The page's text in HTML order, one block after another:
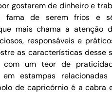
gostarem de dinheiro e
fama de serem frios e
mais chama a atenção
responsáveis e
as características desse
com um teor de
estampas relacionadas
de capricórnio é a cabra